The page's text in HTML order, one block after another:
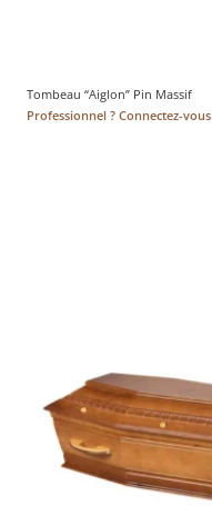
Tombeau “Aiglon” Pin Massif
Professionnel ? Connectez-vous